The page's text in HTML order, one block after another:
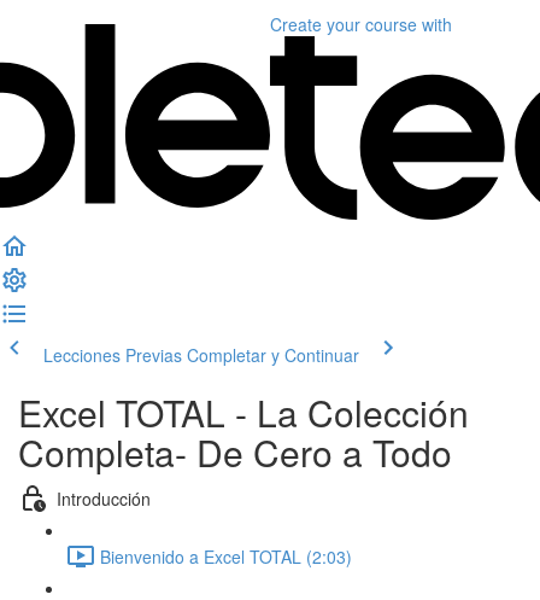
Create your course with
Lecciones Previas Completar y Continuar
Excel TOTAL - La Colección
Completa- De Cero a Todo
Introducción
Bienvenido a Excel TOTAL (2:03)